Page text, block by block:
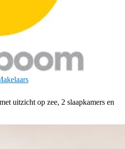
uitzicht op zee, 2 slaapkamers en